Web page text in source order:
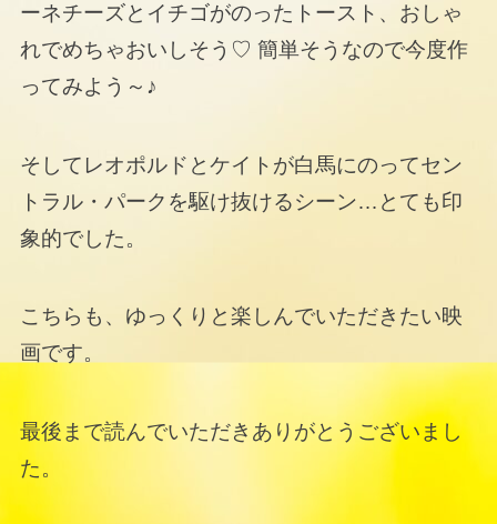
ーネチーズとイチゴがのったトースト、おしゃ
れでめちゃおいしそう♡ 簡単そうなので今度作
ってみよう～♪
そしてレオポルドとケイトが白馬にのってセン
トラル・パークを駆け抜けるシーン…とても印
象的でした。
こちらも、ゆっくりと楽しんでいただきたい映
画です。
最後まで読んでいただきありがとうございまし
た。